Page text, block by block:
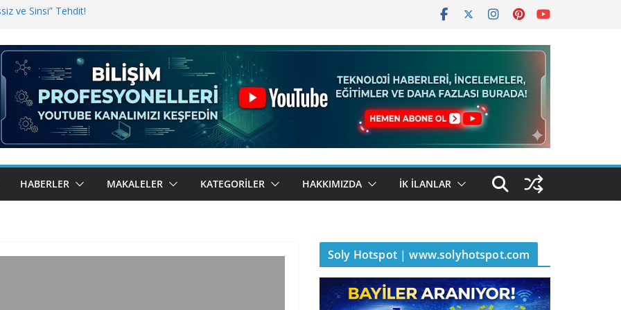
ve Sinsi” Tehdit!
Bugün BulutTahsilat’ta
Kemal Oral Tüm Sorularımızı
HABERLER MAKALELER KATEGORILER HAKKIMIZDA İK İLANLAR
Soly Hotspot | www.solyhotspot.com